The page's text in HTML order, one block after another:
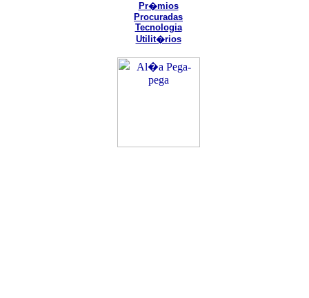
Pr�mios
Procuradas
Tecnologia
Utilit�rios